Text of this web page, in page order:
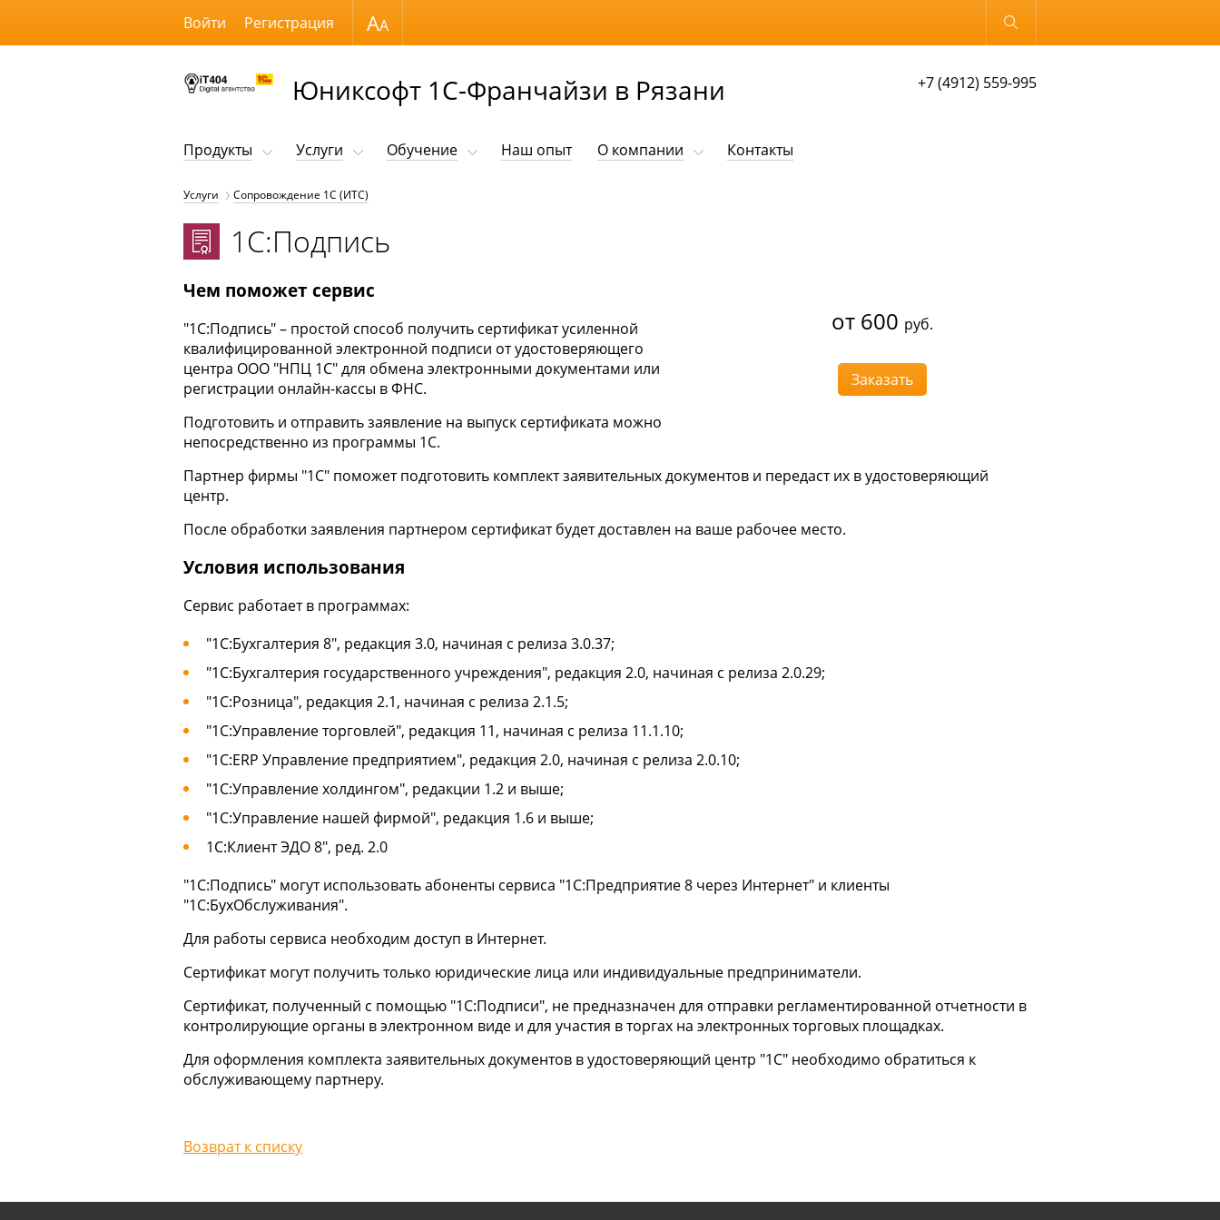
Размер шрифта Обычная версия
Юниксофт 1С-Франчайзи в Рязани +7 (4912) 559-995
Войти Регистрация
Продукты Услуги Обучение Наш опыт О компании Контакты
Услуги Сопровождение 1С (ИТС)
1С:Подпись
от 600 руб.
Заказать
Чем поможет сервис
"1С:Подпись" – простой способ получить сертификат усиленной
квалифицированной электронной подписи от удостоверяющего
центра ООО "НПЦ 1С" для обмена электронными документами или
регистрации онлайн-кассы в ФНС.
Подготовить и отправить заявление на выпуск сертификата можно
непосредственно из программы 1С.
Партнер фирмы "1С" поможет подготовить комплект заявительных документов и передаст их в удостоверяющий
центр.
После обработки заявления партнером сертификат будет доставлен на ваше рабочее место.
Условия использования
Сервис работает в программах:
"1С:Бухгалтерия 8", редакция 3.0, начиная с релиза 3.0.37;
"1С:Бухгалтерия государственного учреждения", редакция 2.0, начиная с релиза 2.0.29;
"1С:Розница", редакция 2.1, начиная с релиза 2.1.5;
"1С:Управление торговлей", редакция 11, начиная с релиза 11.1.10;
"1С:ERP Управление предприятием", редакция 2.0, начиная с релиза 2.0.10;
"1С:Управление холдингом", редакции 1.2 и выше;
"1С:Управление нашей фирмой", редакция 1.6 и выше;
1С:Клиент ЭДО 8", ред. 2.0
"1С:Подпись" могут использовать абоненты сервиса "1С:Предприятие 8 через Интернет" и клиенты
"1С:БухОбслуживания".
Для работы сервиса необходим доступ в Интернет.
Сертификат могут получить только юридические лица или индивидуальные предприниматели.
Сертификат, полученный с помощью "1С:Подписи", не предназначен для отправки регламентированной отчетности в
контролирующие органы в электронном виде и для участия в торгах на электронных торговых площадках.
Для оформления комплекта заявительных документов в удостоверяющий центр "1С" необходимо обратиться к
обслуживающему партнеру.
Возврат к списку